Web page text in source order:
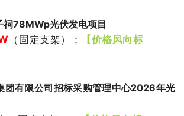
祠78MWp光伏发电项目
（ 固定支架） ；
【价格风向标
团有限公司招标采购管理中心2026年光